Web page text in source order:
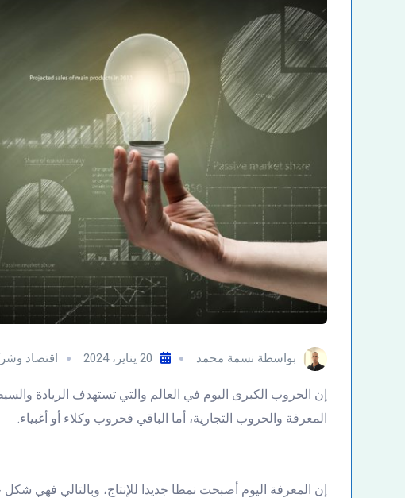
بواسطة نسمة محمد 20 يناير، 2024 اقتصاد
إن الحروب الكبرى اليوم في العالم والتي تستهدف الريادة
المعرفة والحروب التجارية، أما الباقي فحروب وكلاء أو أغبياء.
إن المعرفة اليوم أصبحت نمطا جديدا للإنتاج، وبالتالي فهي